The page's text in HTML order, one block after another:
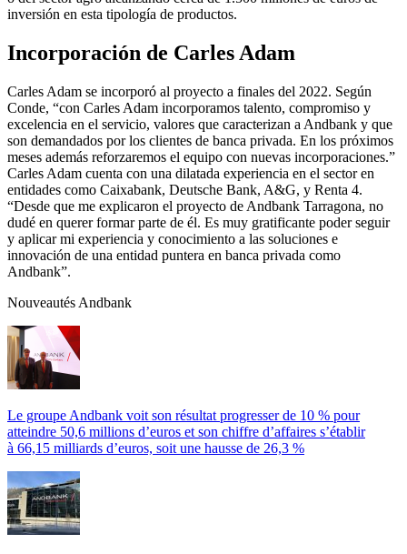
inversión en esta tipología de productos.
Incorporación de Carles Adam
Carles Adam se incorporó al proyecto a finales del 2022. Según
Conde, “con Carles Adam incorporamos talento, compromiso y
excelencia en el servicio, valores que caracterizan a Andbank y que
son demandados por los clientes de banca privada. En los próximos
meses además reforzaremos el equipo con nuevas incorporaciones.”
Carles Adam cuenta con una dilatada experiencia en el sector en
entidades como Caixabank, Deutsche Bank, A&G, y Renta 4.
“Desde que me explicaron el proyecto de Andbank Tarragona, no
dudé en querer formar parte de él. Es muy gratificante poder seguir
y aplicar mi experiencia y conocimiento a las soluciones e
innovación de una entidad puntera en banca privada como
Andbank”.
Nouveautés Andbank
Le groupe Andbank voit son résultat progresser de 10 % pour
atteindre 50,6 millions d’euros et son chiffre d’affaires s’établir
à 66,15 milliards d’euros, soit une hausse de 26,3 %